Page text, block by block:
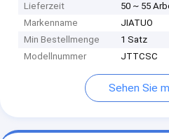
Lieferzeit
50 ~ 55
Markenname
JIATUO
Min Bestellmenge
1 Satz
Modellnummer
JTTCSC
Sehen Sie